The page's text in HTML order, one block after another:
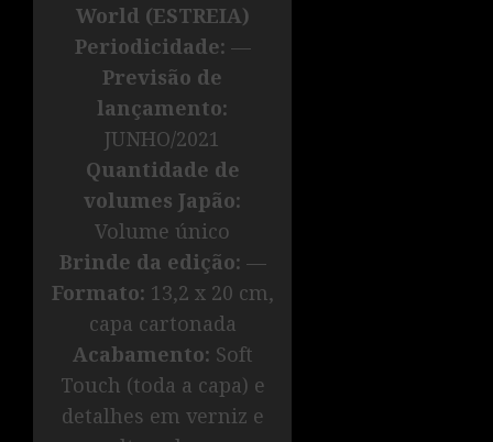
World (ESTREIA)
Periodicidade: —
Previsão de
lançamento:
JUNHO/2021
Quantidade de
volumes Japão:
Volume único
Brinde da edição: —
Formato: 13,2 x 20 cm,
capa cartonada
Acabamento: Soft
Touch (toda a capa) e
detalhes em verniz e